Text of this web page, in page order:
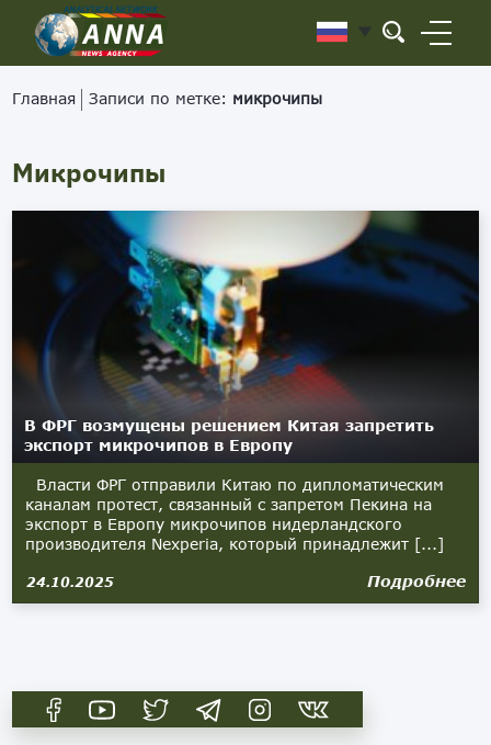
Главная Записи по метке: микрочипы
Микрочипы
В ФРГ возмущены решением Китая запретить
экспорт микрочипов в Европу
Власти ФРГ отправили Китаю по дипломатическим
каналам протест, связанный с запретом Пекина на
экспорт в Европу микрочипов нидерландского
производителя Nexperia, который принадлежит [...]
24.10.2025 Подробнее